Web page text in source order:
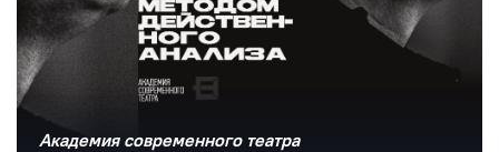
Академия современного театра